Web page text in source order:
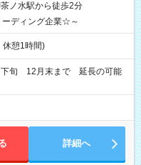
ノ水駅から徒歩2分
ディング企業☆～
憩1時間)
下旬 12月末まで 延長の可能
詳細へ